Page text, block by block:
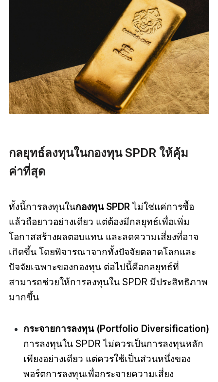
กลยุทธ์ลงทุนในกองทุน SPDR ให้คุ้ม
ค่าที่สุด
ทั้งนี้การลงทุนในกองทุน SPDR ไม่ใช่แค่การซื้อ
แล้วถือยาวอย่างเดียว แต่ต้องมีกลยุทธ์เพื่อเพิ่ม
โอกาสสร้างผลตอบแทน และลดความเสี่ยงที่อาจ
เกิดขึ้น โดยพิจารณาจากทั้งปัจจัยตลาดโลกและ
ปัจจัยเฉพาะของกองทุน ต่อไปนี้คือกลยุทธ์ที่
สามารถช่วยให้การลงทุนใน SPDR มีประสิทธิภาพ
มากขึ้น
กระจายการลงทุน (Portfolio Diversification)
การลงทุนใน SPDR ไม่ควรเป็นการลงทุนหลัก
เพียงอย่างเดียว แต่ควรใช้เป็นส่วนหนึ่งของ
พอร์ตการลงทุนเพื่อกระจายความเสี่ยง